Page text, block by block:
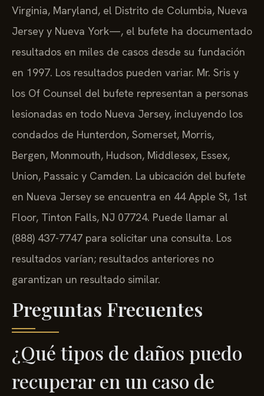
Virginia, Maryland, el Distrito de Columbia, Nueva
Jersey y Nueva York—, el bufete ha documentado
resultados en miles de casos desde su fundación
en 1997. Los resultados pueden variar. Mr. Sris y
los Of Counsel del bufete representan a personas
lesionadas en todo Nueva Jersey, incluyendo los
condados de Hunterdon, Somerset, Morris,
Bergen, Monmouth, Hudson, Middlesex, Essex,
Union, Passaic y Camden. La ubicación del bufete
en Nueva Jersey se encuentra en 44 Apple St, 1st
Floor, Tinton Falls, NJ 07724. Puede llamar al
(888) 437-7747 para solicitar una consulta. Los
resultados varían; resultados anteriores no
garantizan un resultado similar.
Preguntas Frecuentes
¿Qué tipos de daños puedo
recuperar en un caso de